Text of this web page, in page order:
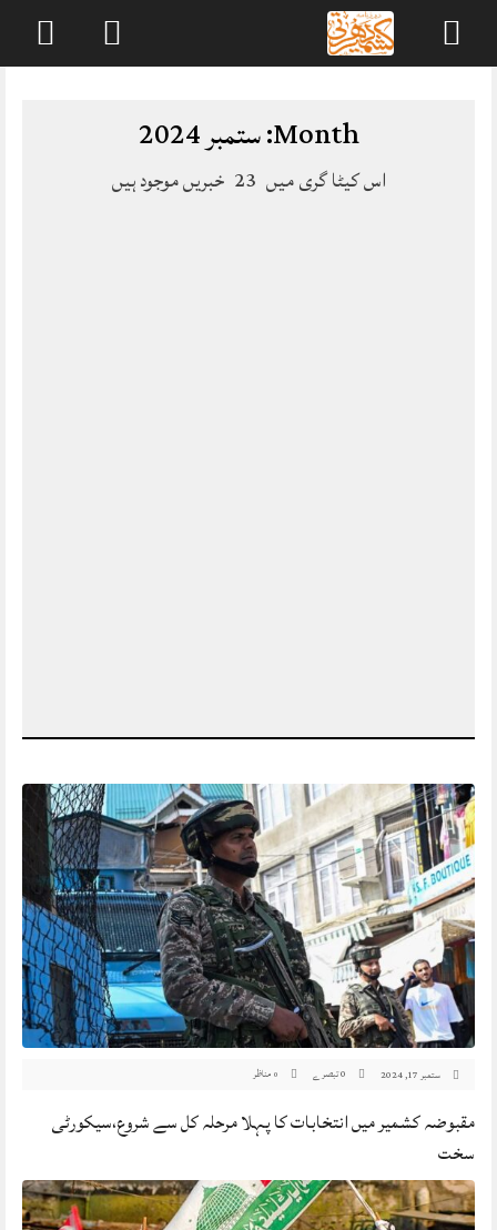
Month: ستمبر 2024
اس کیٹا گری میں 23 خبریں موجود ہیں
ستمبر 17, 2024 0 مناظر
مقبوضہ کشمیر میں انتخابات کا پہلا مرحلہ کل سے شروع،سیکورٹی
سخت